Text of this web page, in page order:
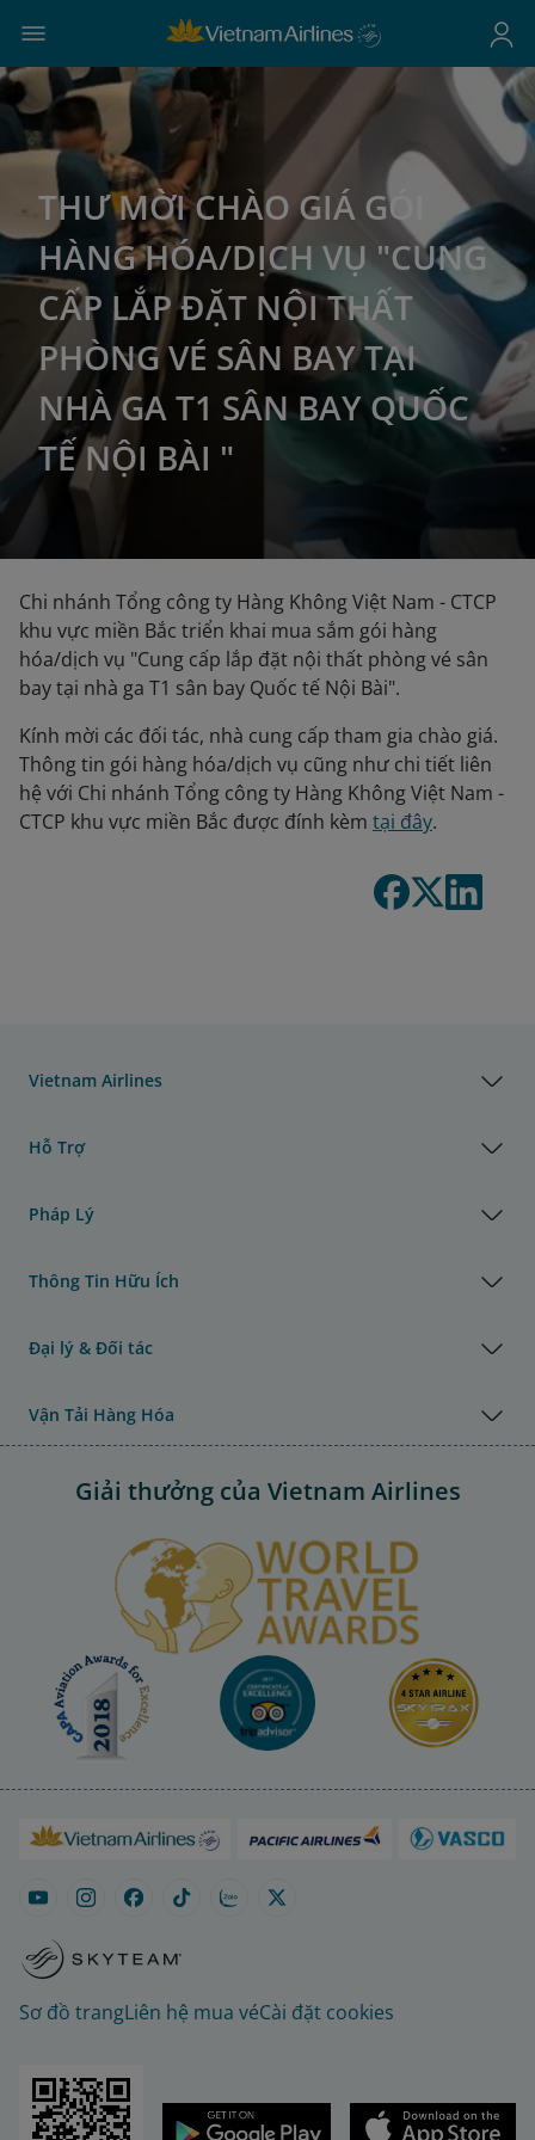
THƯ MỜI CHÀO GIÁ GÓI
HÀNG HÓA/DỊCH VỤ "CUNG
CẤP LẮP ĐẶT NỘI THẤT
PHÒNG VÉ SÂN BAY TẠI
NHÀ GA T1 SÂN BAY QUỐC
TẾ NỘI BÀI "
Chi nhánh Tổng công ty Hàng Không Việt Nam - CTCP
khu vực miền Bắc triển khai mua sắm gói hàng
hóa/dịch vụ "Cung cấp lắp đặt nội thất phòng vé sân
bay tại nhà ga T1 sân bay Quốc tế Nội Bài".
Kính mời các đối tác, nhà cung cấp tham gia chào giá.
Thông tin gói hàng hóa/dịch vụ cũng như chi tiết liên
hệ với Chi nhánh Tổng công ty Hàng Không Việt Nam -
CTCP khu vực miền Bắc được đính kèm tại đây.
Vietnam Airlines
Hỗ Trợ
Pháp Lý
Thông Tin Hữu Ích
Đại lý & Đối tác
Vận Tải Hàng Hóa
Giải thưởng của Vietnam Airlines
Sơ đồ trangLiên hệ mua véCài đặt cookies